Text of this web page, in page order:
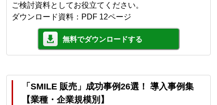
ご検討資料としてお役立てください。
ダウンロード資料：PDF 12ページ
無料でダウンロードする
「SMILE 販売」成功事例26選！ 導入事例集
【業種・企業規模別】